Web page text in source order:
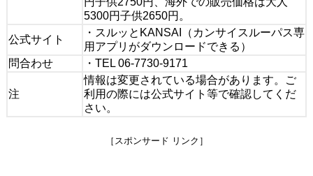
5300円子供2650円。
公式サイト
・スルッとKANSAI（カンサイスルーパス専
用アプリがダウンロードできる）
問合わせ
・TEL 06-7730-9171
注
情報は変更されている場合があります。ご
利用の際には公式サイト等で確認してくだ
さい。
［スポンサード リンク］